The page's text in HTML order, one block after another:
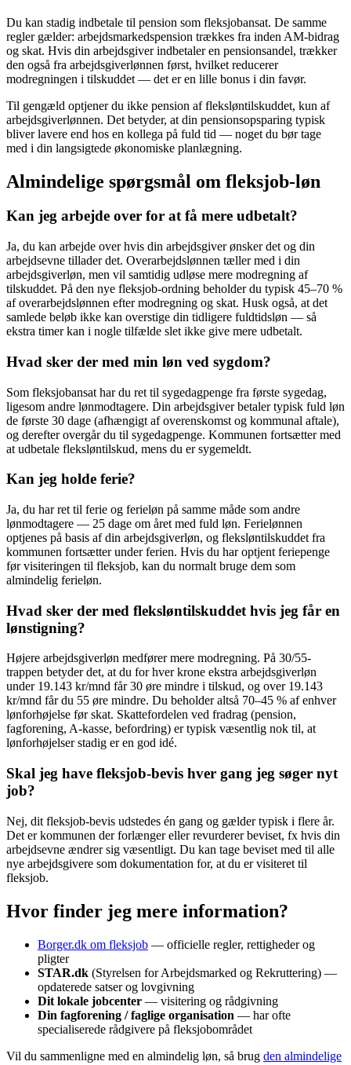
Du kan stadig indbetale til pension som fleksjobansat. De samme
regler gælder: arbejdsmarkedspension trækkes fra inden AM-bidrag
og skat. Hvis din arbejdsgiver indbetaler en pensionsandel, trækker
den også fra arbejdsgiverlønnen først, hvilket reducerer
modregningen i tilskuddet — det er en lille bonus i din favør.
Til gengæld optjener du ikke pension af fleksløntilskuddet, kun af
arbejdsgiverlønnen. Det betyder, at din pensionsopsparing typisk
bliver lavere end hos en kollega på fuld tid — noget du bør tage
med i din langsigtede økonomiske planlægning.
Almindelige spørgsmål om fleksjob-løn
Kan jeg arbejde over for at få mere udbetalt?
Ja, du kan arbejde over hvis din arbejdsgiver ønsker det og din
arbejdsevne tillader det. Overarbejdslønnen tæller med i din
arbejdsgiverløn, men vil samtidig udløse mere modregning af
tilskuddet. På den nye fleksjob-ordning beholder du typisk 45–70 %
af overarbejdslønnen efter modregning og skat. Husk også, at det
samlede beløb ikke kan overstige din tidligere fuldtidsløn — så
ekstra timer kan i nogle tilfælde slet ikke give mere udbetalt.
Hvad sker der med min løn ved sygdom?
Som fleksjobansat har du ret til sygedagpenge fra første sygedag,
ligesom andre lønmodtagere. Din arbejdsgiver betaler typisk fuld løn
de første 30 dage (afhængigt af overenskomst og kommunal aftale),
og derefter overgår du til sygedagpenge. Kommunen fortsætter med
at udbetale fleksløntilskud, mens du er sygemeldt.
Kan jeg holde ferie?
Ja, du har ret til ferie og ferieløn på samme måde som andre
lønmodtagere — 25 dage om året med fuld løn. Ferielønnen
optjenes på basis af din arbejdsgiverløn, og fleksløntilskuddet fra
kommunen fortsætter under ferien. Hvis du har optjent feriepenge
før visiteringen til fleksjob, kan du normalt bruge dem som
almindelig ferieløn.
Hvad sker der med fleksløntilskuddet hvis jeg får en
lønstigning?
Højere arbejdsgiverløn medfører mere modregning. På 30/55-
trappen betyder det, at du for hver krone ekstra arbejdsgiverløn
under 19.143 kr/mnd får 30 øre mindre i tilskud, og over 19.143
kr/mnd får du 55 øre mindre. Du beholder altså 70–45 % af enhver
lønforhøjelse før skat. Skattefordelen ved fradrag (pension,
fagforening, A-kasse, befordring) er typisk væsentlig nok til, at
lønforhøjelser stadig er en god idé.
Skal jeg have fleksjob-bevis hver gang jeg søger nyt
job?
Nej, dit fleksjob-bevis udstedes én gang og gælder typisk i flere år.
Det er kommunen der forlænger eller revurderer beviset, fx hvis din
arbejdsevne ændrer sig væsentligt. Du kan tage beviset med til alle
nye arbejdsgivere som dokumentation for, at du er visiteret til
fleksjob.
Hvor finder jeg mere information?
Borger.dk om fleksjob — officielle regler, rettigheder og
pligter
STAR.dk (Styrelsen for Arbejdsmarked og Rekruttering) —
opdaterede satser og lovgivning
Dit lokale jobcenter — visitering og rådgivning
Din fagforening / faglige organisation — har ofte
specialiserede rådgivere på fleksjobområdet
Vil du sammenligne med en almindelig løn, så brug den almindelige